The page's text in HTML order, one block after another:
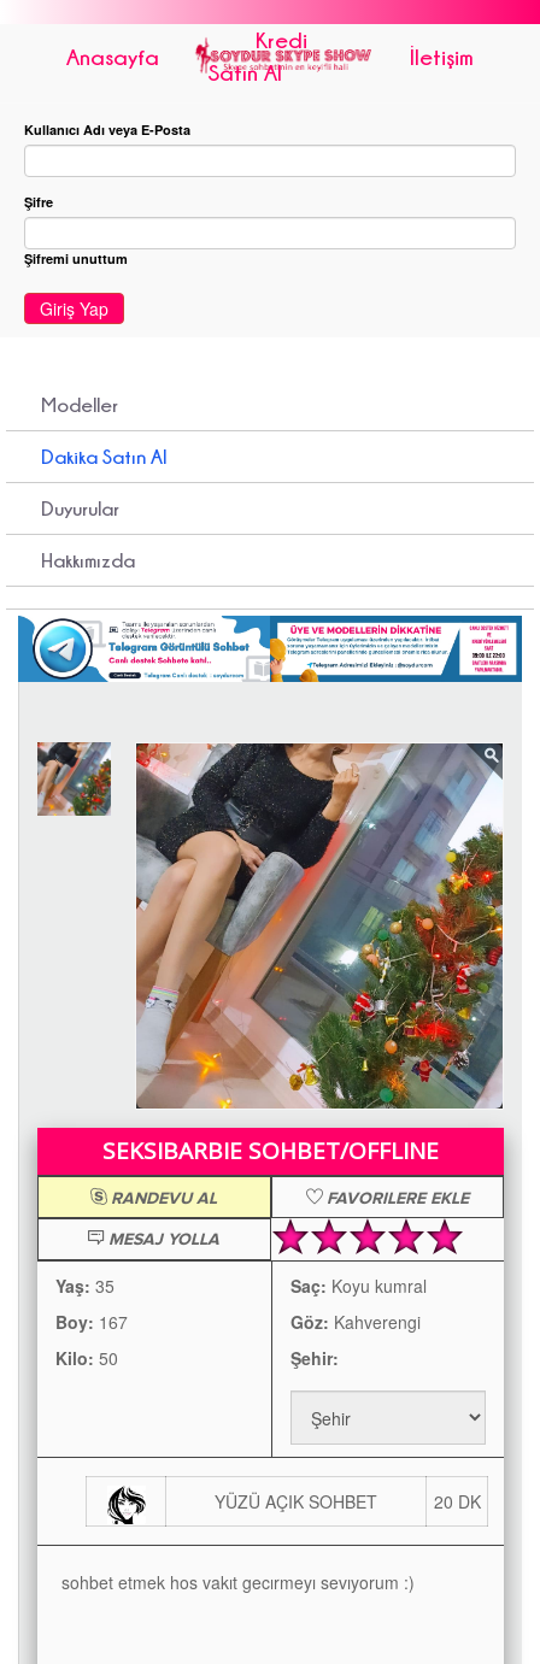
Anasayfa
Kredi
Satın Al
İletişim
Kullanıcı Adı veya E-Posta
Şifre
Şifremi unuttum
Giriş Yap
Modeller
Dakika Satın Al
Duyurular
Hakkımızda
SEKSIBARBIE SOHBET/OFFLINE
RANDEVU AL
FAVORILERE EKLE
MESAJ YOLLA
Yaş: 35
Boy: 167
Kilo: 50
Saç: Koyu kumral
Göz: Kahverengi
Şehir:
YÜZÜ AÇIK SOHBET 20 DK
sohbet etmek hos vakıt gecırmeyı sevıyorum :)